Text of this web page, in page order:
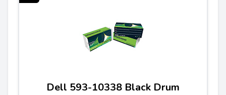
Dell 593-10338 Black Drum